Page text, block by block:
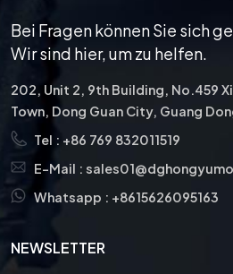
Bei Fragen können Sie sich
Wir sind hier, um zu helfen.
202, Unit 2, 9th Building, No.459
Town, Dong Guan City, Guang
Tel : +86 769 832011519
E-Mail :
Whatsapp : +8615626095163
NEWSLETTER